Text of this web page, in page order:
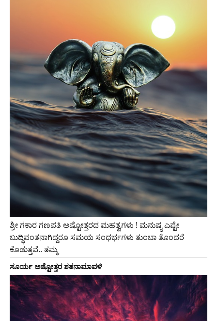
ಶ್ರೀ ಗಕಾರ ಗಣಪತಿ ಅಷ್ಟೋತ್ತರದ ಮಹತ್ವಗಳು ! ಮನುಷ್ಯ ಎಷ್ಟೇ
ಬುದ್ಧಿವಂತನಾಗಿದ್ದರೂ ಸಮಯ ಸಂಧರ್ಭಗಳು ತುಂಬಾ ತೊಂದರೆ
ಕೊಡುತ್ತವೆ.. ತಮ್ಮ
ಸೂರ್ಯ ಅಷ್ಟೋತ್ತರ ಶತನಾಮಾವಳಿ